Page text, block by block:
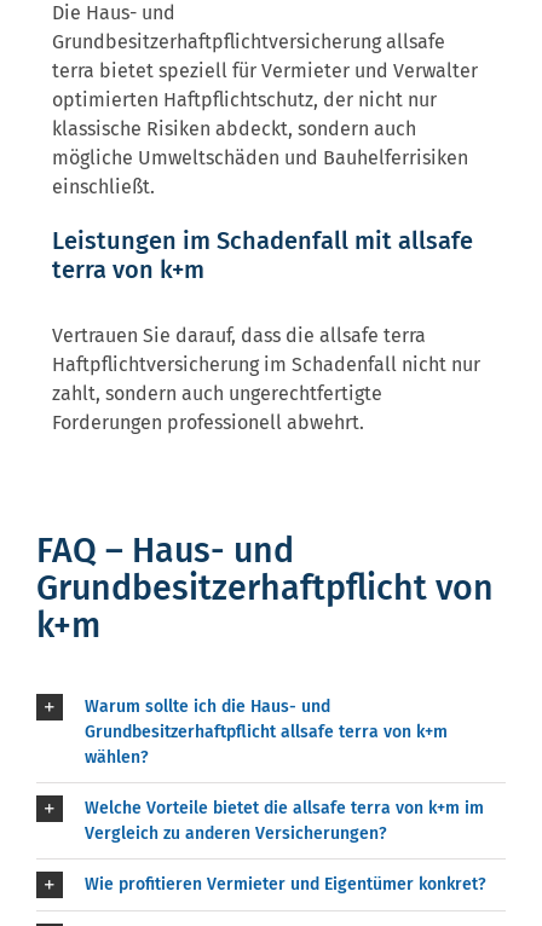
Die Haus- und
Grundbesitzerhaftpflichtversicherung allsafe
terra bietet speziell für Vermieter und Verwalter
optimierten Haftpflichtschutz, der nicht nur
klassische Risiken abdeckt, sondern auch
mögliche Umweltschäden und Bau­helferrisiken
einschließt.
Leistungen im Schadenfall mit allsafe
terra von k+m
Vertrauen Sie darauf, dass die allsafe terra
Haftpflichtversicherung im Schadenfall nicht nur
zahlt, sondern auch ungerechtfertigte
Forderungen professionell abwehrt.
FAQ – Haus- und
Grundbesitzerhaftpflicht von
k+m
Warum sollte ich die Haus- und
Grundbesitzerhaftpflicht allsafe terra von k+m
wählen?
Welche Vorteile bietet die allsafe terra von k+m im
Vergleich zu anderen Versicherungen?
Wie profitieren Vermieter und Eigentümer konkret?